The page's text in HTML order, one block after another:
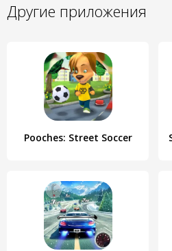
Другие приложения
Pooches: Street Soccer